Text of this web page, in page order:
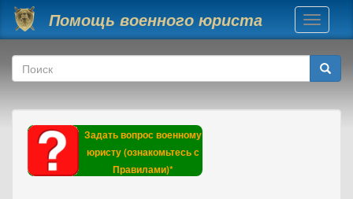
Перейти к основному содержанию
Помощь военного юриста
Toggle
Форма поиска
Поиск
Задать вопрос военному
юристу (ознакомьтесь с
Правилами)*